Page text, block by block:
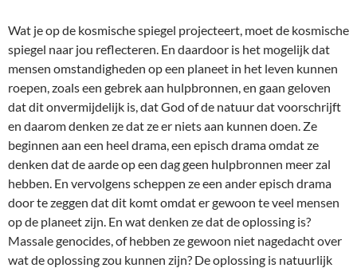
Wat je op de kosmische spiegel projecteert, moet de kosmische
spiegel naar jou reflecteren. En daardoor is het mogelijk dat
mensen omstandigheden op een planeet in het leven kunnen
roepen, zoals een gebrek aan hulpbronnen, en gaan geloven
dat dit onvermijdelijk is, dat God of de natuur dat voorschrijft
en daarom denken ze dat ze er niets aan kunnen doen. Ze
beginnen aan een heel drama, een episch drama omdat ze
denken dat de aarde op een dag geen hulpbronnen meer zal
hebben. En vervolgens scheppen ze een ander episch drama
door te zeggen dat dit komt omdat er gewoon te veel mensen
op de planeet zijn. En wat denken ze dat de oplossing is?
Massale genocides, of hebben ze gewoon niet nagedacht over
wat de oplossing zou kunnen zijn? De oplossing is natuurlijk